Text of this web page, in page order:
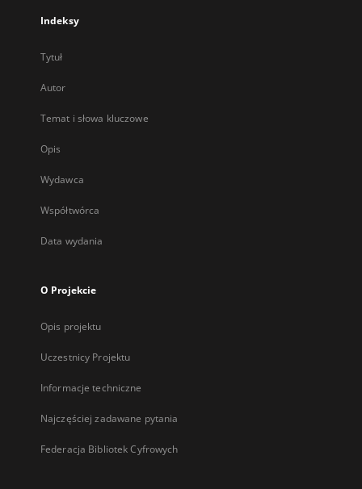
Indeksy
Tytuł
Autor
Temat i słowa kluczowe
Opis
Wydawca
Współtwórca
Data wydania
O Projekcie
Opis projektu
Uczestnicy Projektu
Informacje techniczne
Najczęściej zadawane pytania
Federacja Bibliotek Cyfrowych